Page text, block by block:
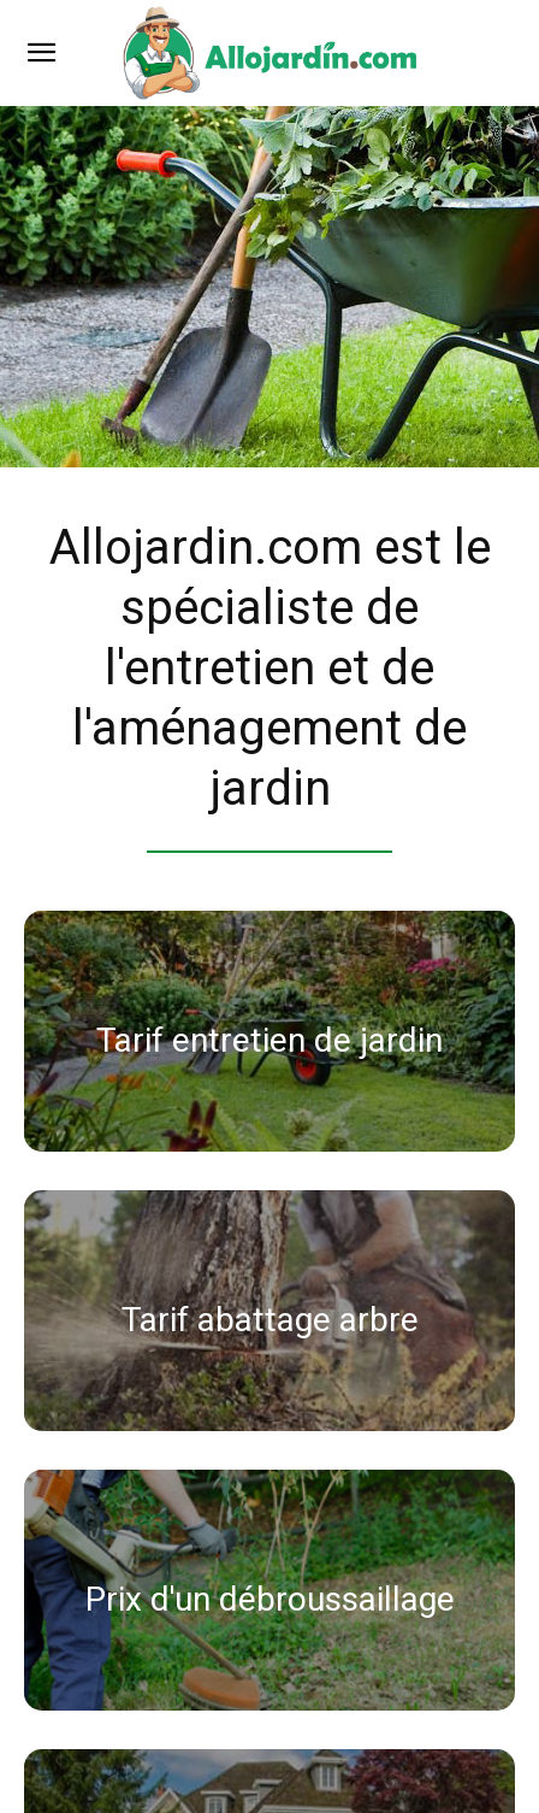
Allojardin.com est le
spécialiste de
l'entretien et de
l'aménagement de
jardin
Tarif entretien de jardin
Tarif abattage arbre
Prix d'un débroussaillage